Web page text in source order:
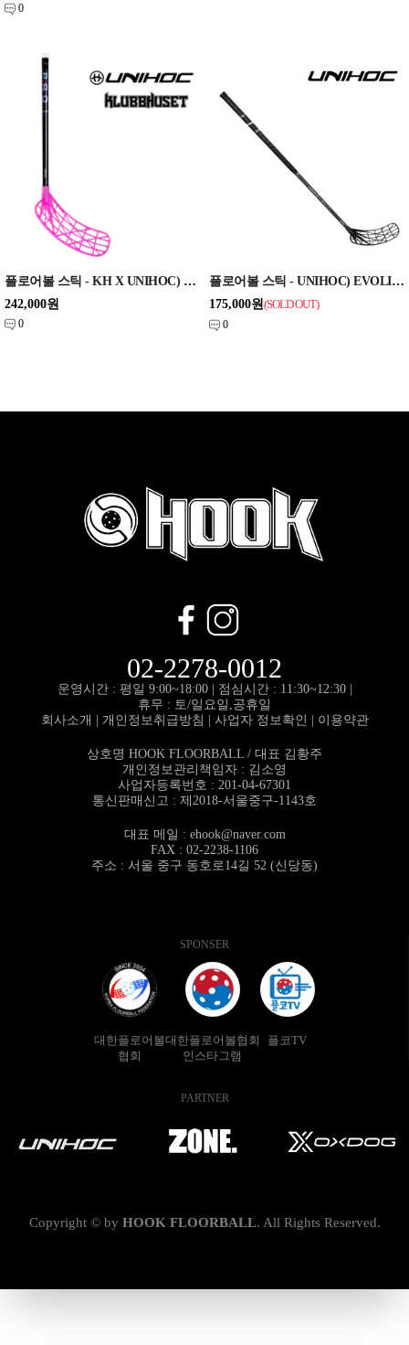
0
플로어볼 스틱 - KH X UNIHOC) UNILITE UNISLIM PRO 29 ice pink 92cm
242,000원
0
플로어볼 스틱 - UNIHOC) EVOLITE PRO 26 black SLIM EDT 96cm
175,000원(SOLD OUT)
0
02-2278-0012
운영시간 : 평일 9:00~18:00 | 점심시간 : 11:30~12:30 |
휴무 : 토/일요일,공휴일
회사소개
개인정보취급방침 사업자 정보확인 이용약관
상호명 HOOK FLOORBALL / 대표 김황주
개인정보관리책임자 : 김소영
사업자등록번호 : 201-04-67301
통신판매신고 : 제2018-서울중구-1143호
대표 메일 : ehook@naver.com
FAX : 02-2238-1106
주소 : 서울 중구 동호로14길 52 (신당동)
SPONSER
대한플로어볼
협회
대한플로어볼협회
인스타그램
플코TV
PARTNER
Copyright © by HOOK FLOORBALL. All Rights Reserved.